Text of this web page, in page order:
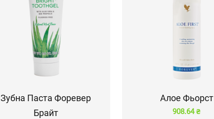
Зубна Паста Форевер
Брайт
Алое Фьорст
908.64 ₴